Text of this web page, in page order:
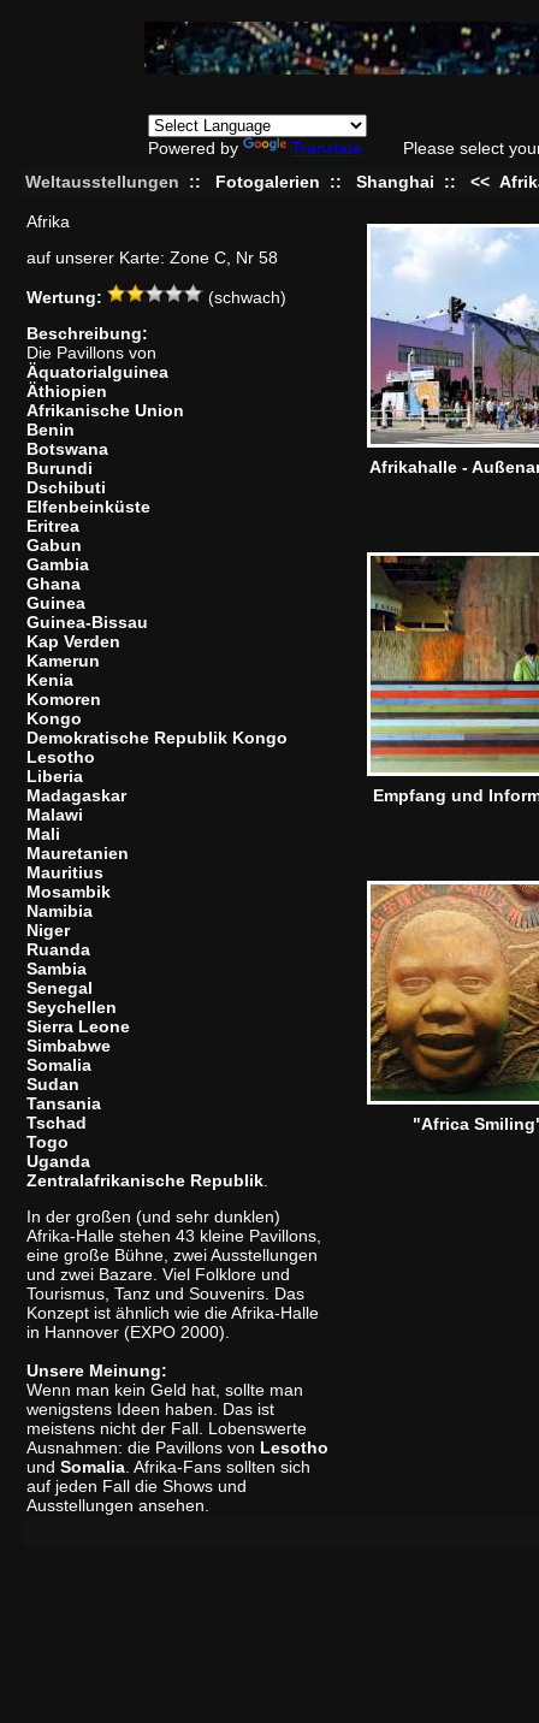
Powered by Translate
Please select
Weltausstellungen
:: Fotogalerien :: Shanghai :: <<
Afrika
auf unserer Karte: Zone C, Nr 58
Wertung:
(schwach)
Beschreibung:
Die Pavillons von
Äquatorialguinea
Äthiopien
Afrikanische Union
Benin
Botswana
Burundi
Dschibuti
Elfenbeinküste
Eritrea
Gabun
Gambia
Ghana
Guinea
Guinea-Bissau
Kap Verden
Kamerun
Kenia
Komoren
Kongo
Demokratische Republik Kongo
Lesotho
Liberia
Madagaskar
Malawi
Mali
Mauretanien
Mauritius
Mosambik
Namibia
Niger
Ruanda
Sambia
Senegal
Seychellen
Sierra Leone
Simbabwe
Somalia
Sudan
Tansania
Tschad
Togo
Uganda
Zentralafrikanische Republik
In der großen (und sehr dunklen)
Afrika-Halle stehen 43 kleine Pavillons,
eine große Bühne, zwei Ausstellungen
und zwei Bazare. Viel Folklore und
Tourismus, Tanz und Souvenirs. Das
Konzept ist ähnlich wie die Afrika-Halle
in Hannover (EXPO 2000).
Unsere Meinung:
Wenn man kein Geld hat, sollte man
wenigstens Ideen haben. Das ist
meistens nicht der Fall. Lobenswerte
Ausnahmen: die Pavillons von Lesotho
und Somalia . Afrika-Fans sollten sich
auf jeden Fall die Shows und
Ausstellungen ansehen.
Afrikahalle -
Empfang und
"Africa